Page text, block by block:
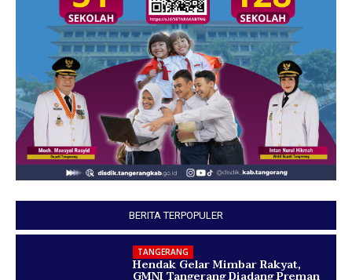
BERITA TERPOPULER
TANGERANG
Hendak Gelar Mimbar Rakyat,